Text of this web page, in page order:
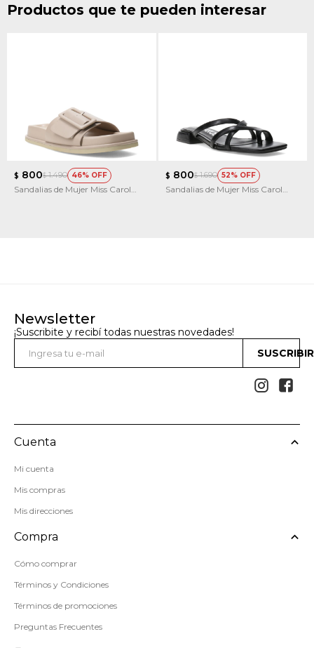
Productos que te pueden interesar
$ 800$ 1.490 46
Sandalias de Mujer Miss Carol
$ 800$ 1.690 52
Sandalias de Mujer Miss Carol
Newsletter
¡Suscribite y recibí todas nuestras novedades!
 
Cuenta
Mi cuenta
Mis compras
Mis direcciones
Compra
Cómo comprar
Términos y Condiciones
Términos de promociones
Preguntas Frecuentes